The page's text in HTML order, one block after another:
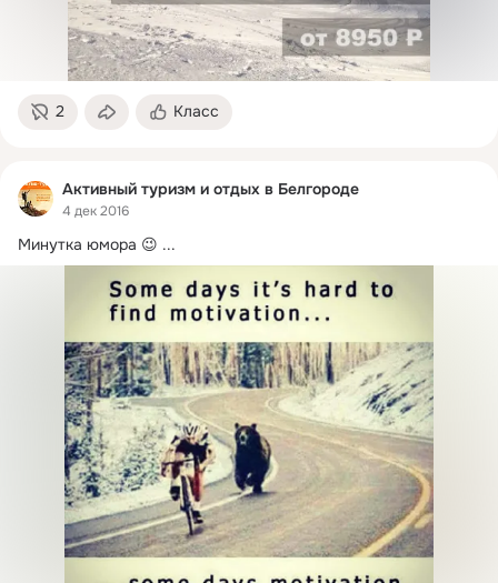
2 Класс
Активный туризм и отдых в Белгороде
4 дек 2016
Минутка юмора 😉 ...